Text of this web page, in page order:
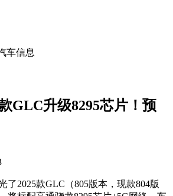
车信息
GLC升级8295芯片！预
了2025款GLC（805版本，现款804版